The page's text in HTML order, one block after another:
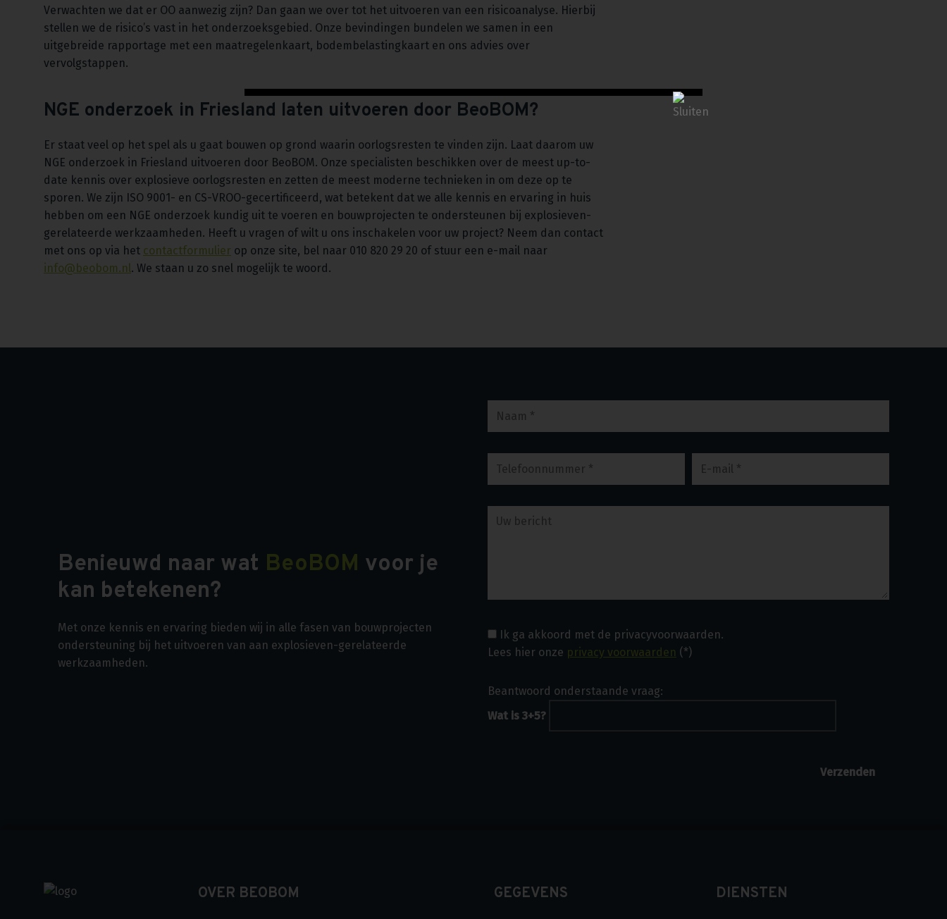
Verwachten we dat er OO aanwezig zijn? Dan gaan we over tot het uitvoeren van een risicoanalyse. Hierbij
stellen we de risico’s vast in het onderzoeksgebied. Onze bevindingen bundelen we samen in een
uitgebreide rapportage met een maatregelenkaart, bodembelastingkaart en ons advies over
vervolgstappen.
NGE onderzoek in Friesland laten uitvoeren door BeoBOM?
Er staat veel op het spel als u gaat bouwen op grond waarin oorlogsresten te vinden zijn. Laat daarom uw
NGE onderzoek in Friesland uitvoeren door BeoBOM. Onze specialisten beschikken over de meest up-to-
date kennis over explosieve oorlogsresten en zetten de meest moderne technieken in om deze op te
sporen. We zijn ISO 9001- en CS-VROO-gecertificeerd, wat betekent dat we alle kennis en ervaring in huis
hebben om een NGE onderzoek kundig uit te voeren en bouwprojecten te ondersteunen bij explosieven-
gerelateerde werkzaamheden. Heeft u vragen of wilt u ons inschakelen voor uw project? Neem dan contact
met ons op via het contactformulier op onze site, bel naar 010 820 29 20 of stuur een e-mail naar
info@beobom.nl . We staan u zo snel mogelijk te woord.
Benieuwd naar wat BeoBOM voor je
kan betekenen?
Met onze kennis en ervaring bieden wij in alle fasen van bouwprojecten
ondersteuning bij het uitvoeren van aan explosieven-gerelateerde
werkzaamheden.
Ik ga akkoord met de privacyvoorwaarden.
Lees hier onze privacy voorwaarden (*)
Beantwoord onderstaande vraag:
Wat is 3+5?
OVER BEOBOM GEGEVENS DIENSTEN